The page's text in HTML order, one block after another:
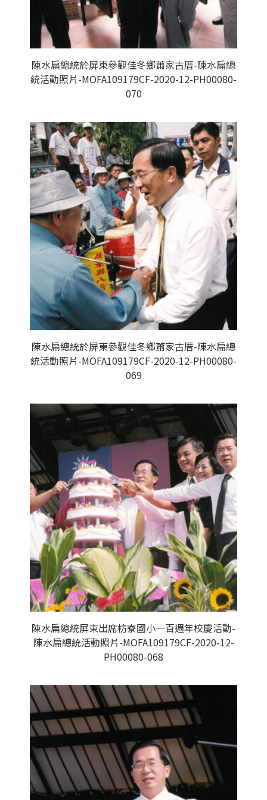
陳水扁總統於屏東參觀佳冬鄉蕭家古厝-陳水扁總
統活動照片-MOFA109179CF-2020-12-PH00080-
070
陳水扁總統於屏東參觀佳冬鄉蕭家古厝-陳水扁總
統活動照片-MOFA109179CF-2020-12-PH00080-
069
陳水扁總統屏東出席枋寮國小一百週年校慶活動-
陳水扁總統活動照片-MOFA109179CF-2020-12-
PH00080-068